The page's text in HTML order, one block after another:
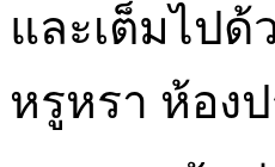
และเต็มไป
หรูหรา ห้อง